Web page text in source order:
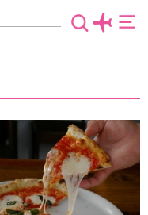
服屋さんなど街歩きしている
中でも、特におすすめなものだ
てください。